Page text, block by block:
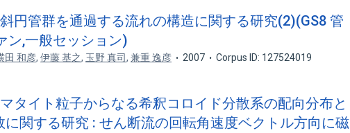
円管群を通過する流れの構造に関する研究(2)(GS8 管
ン,一般セッション)
田 和彦,伊藤 基之, 玉野 真司,兼重 逸彦 2007 Corpus ID: 127524019
タイト粒子からなる希釈コロイド分散系の配向分布と
に関する研究 : せん断流の回転角速度ベクトル方向に磁